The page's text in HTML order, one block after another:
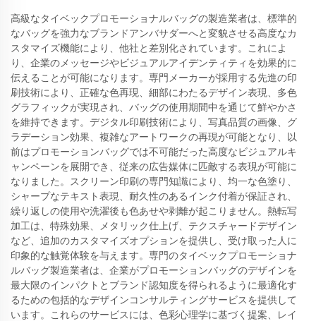
高級なタイベックプロモーショナルバッグの製造業者は、標準的
なバッグを強力なブランドアンバサダーへと変貌させる高度なカ
スタマイズ機能により、他社と差別化されています。これによ
り、企業のメッセージやビジュアルアイデンティティを効果的に
伝えることが可能になります。専門メーカーが採用する先進の印
刷技術により、正確な色再現、細部にわたるデザイン表現、多色
グラフィックが実現され、バッグの使用期間中を通じて鮮やかさ
を維持できます。デジタル印刷技術により、写真品質の画像、グ
ラデーション効果、複雑なアートワークの再現が可能となり、以
前はプロモーションバッグでは不可能だった高度なビジュアルキ
ャンペーンを展開でき、従来の広告媒体に匹敵する表現が可能に
なりました。スクリーン印刷の専門知識により、均一な色塗り、
シャープなテキスト表現、耐久性のあるインク付着が保証され、
繰り返しの使用や洗濯後も色あせや剥離が起こりません。熱転写
加工は、特殊効果、メタリック仕上げ、テクスチャードデザイン
など、追加のカスタマイズオプションを提供し、受け取った人に
印象的な触覚体験を与えます。専門のタイベックプロモーショナ
ルバッグ製造業者は、企業がプロモーションバッグのデザインを
最大限のインパクトとブランド認知度を得られるように最適化す
るための包括的なデザインコンサルティングサービスを提供して
います。これらのサービスには、色彩心理学に基づく提案、レイ